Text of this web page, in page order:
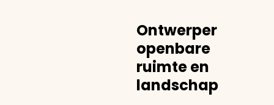
Ontwerper
openbare
ruimte en
landschap